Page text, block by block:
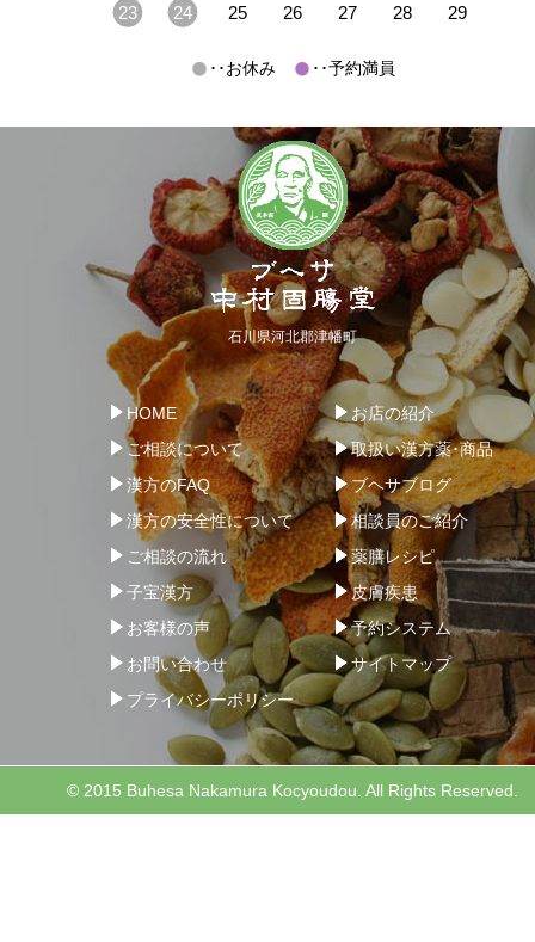
23 24 25 26 27 28 29
･･お休み ･･予約満員
石川県河北郡津幡町
HOME
お店の紹介
ご相談について
取扱い漢方薬･商品
漢方のFAQ
ブヘサブログ
漢方の安全性について
相談員のご紹介
ご相談の流れ
薬膳レシピ
子宝漢方
皮膚疾患
お客様の声
予約システム
お問い合わせ
サイトマップ
プライバシーポリシー
© 2015 Buhesa Nakamura Kocyoudou. All Rights Reserved.